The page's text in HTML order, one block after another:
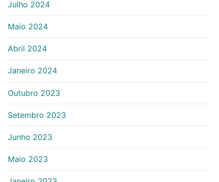
Julho 2024
Maio 2024
Abril 2024
Janeiro 2024
Outubro 2023
Setembro 2023
Junho 2023
Maio 2023